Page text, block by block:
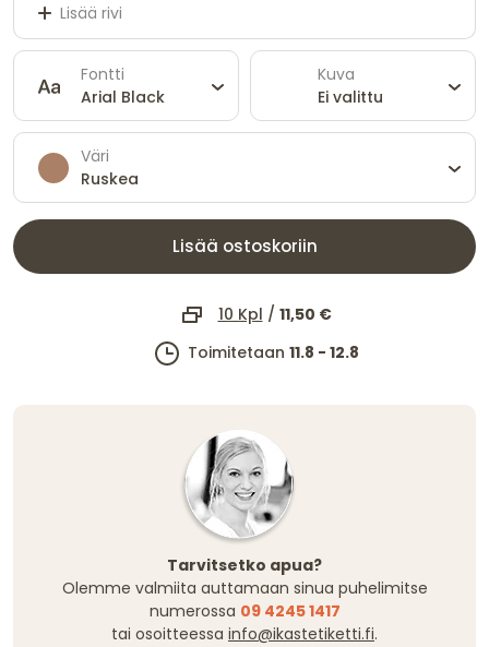
Lisää rivi
Fontti
Arial Black
Kuva
Ei valittu
Väri
Ruskea
Lisää ostoskoriin
10 Kpl / 11,50 €
Toimitetaan 11.8 - 12.8
Tarvitsetko apua?
Olemme valmiita auttamaan sinua puhelimitse
numerossa 09 4245 1417
tai osoitteessa info@ikastetiketti.fi.